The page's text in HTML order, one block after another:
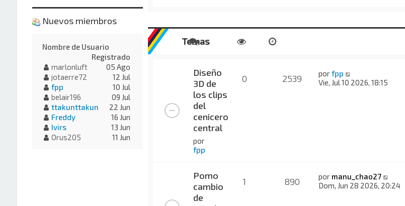
Temas
Diseño
3D de
los clips
del
cenicero
central
por
fpp
0 2539 porfpp
Vie, Jul 10 2026, 18:15
Pomo
cambio
de
1 890 por manu_chao27
Dom, Jun 28 2026, 20:24
Nuevos miembros
Nombre de Usuario
Registrado
marlonluft
05 Ago
jotaerre72
12 Jul
fpp
10 Jul
belair196
09 Jul
ttakunttakun
22 Jun
Freddy
16 Jun
Ivirs
13 Jun
Orus205
11 Jun